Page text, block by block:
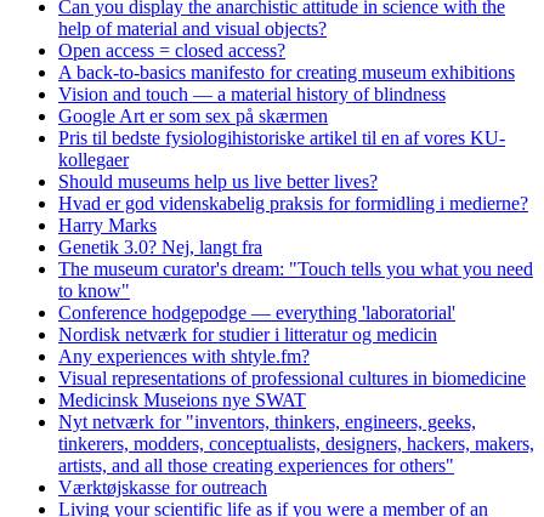
Can you display the anarchistic attitude in science with the
help of material and visual objects?
Open access = closed access?
A back-to-basics manifesto for creating museum exhibitions
Vision and touch — a material history of blindness
Google Art er som sex på skærmen
Pris til bedste fysiologihistoriske artikel til en af vores KU-
kollegaer
Should museums help us live better lives?
Hvad er god videnskabelig praksis for formidling i medierne?
Harry Marks
Genetik 3.0? Nej, langt fra
The museum curator's dream: "Touch tells you what you need
to know"
Conference hodgepodge — everything 'laboratorial'
Nordisk netværk for studier i litteratur og medicin
Any experiences with shtyle.fm?
Visual representations of professional cultures in biomedicine
Medicinsk Museions nye SWAT
Nyt netværk for "inventors, thinkers, engineers, geeks,
tinkerers, modders, conceptualists, designers, hackers, makers,
artists, and all those creating experiences for others"
Værktøjskasse for outreach
Living your scientific life as if you were a member of an